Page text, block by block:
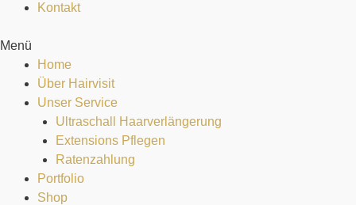
Kontakt
Menü
Home
Über Hairvisit
Unser Service
Ultraschall Haarverlängerung
Extensions Pflegen
Ratenzahlung
Portfolio
Shop